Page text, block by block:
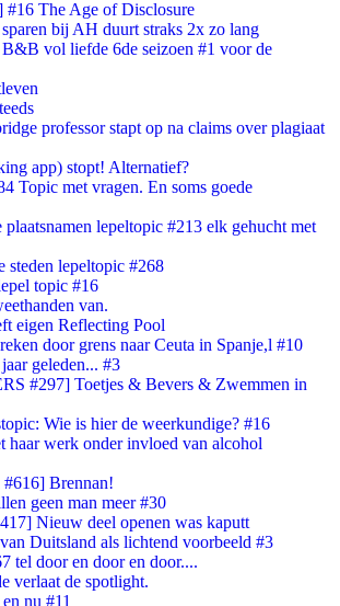
The Age of Disclosure
bij AH duurt straks 2x zo lang
vol liefde 6de seizoen #1 voor de
professor stapt op na claims over plagiaat
app) stopt! Alternatief?
Topic met vragen. En soms goede
plaatsnamen lepeltopic #213 elk gehucht met
steden lepeltopic #268
topic #16
van.
eigen Reflecting Pool
door grens naar Ceuta in Spanje,l #10
geleden... #3
#297] Toetjes & Bevers & Zwemmen in
Wie is hier de weerkundige? #16
haar werk onder invloed van alcohol
#616] Brennan!
geen man meer #30
Nieuw deel openen was kaputt
Duitsland als lichtend voorbeeld #3
tel door en door en door....
verlaat de spotlight.
nu #11